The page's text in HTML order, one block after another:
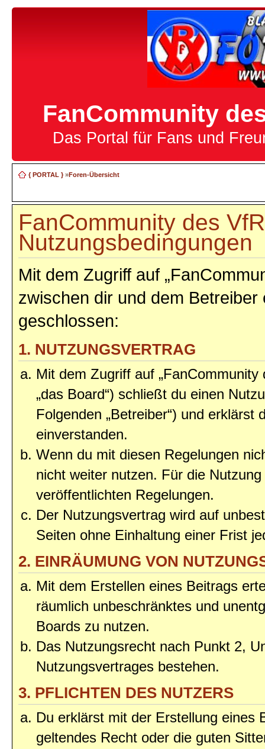
FanCommunity
Das Portal für Fans und
{ PORTAL }»Foren-Übersicht
FanCommunity des
Nutzungsbedingungen
Mit dem Zugriff auf
zwischen dir und dem
geschlossen:
1. NUTZUNGSVERTRAG
Mit dem Zugriff auf
„das Board“) schließt du einen
Folgenden „Betreiber“) und
einverstanden.
Wenn du mit diesen Regelungen
nicht weiter nutzen. Für die
veröffentlichten Regelungen.
Der Nutzungsvertrag wird auf
Seiten ohne Einhaltung einer Frist
2. EINRÄUMUNG VON
Mit dem Erstellen eines Beitrags
räumlich unbeschränktes und
Boards zu nutzen.
Das Nutzungsrecht nach Punkt 2,
Nutzungsvertrages bestehen.
3. PFLICHTEN DES NUTZERS
Du erklärst mit der Erstellung eines
geltendes Recht oder die guten